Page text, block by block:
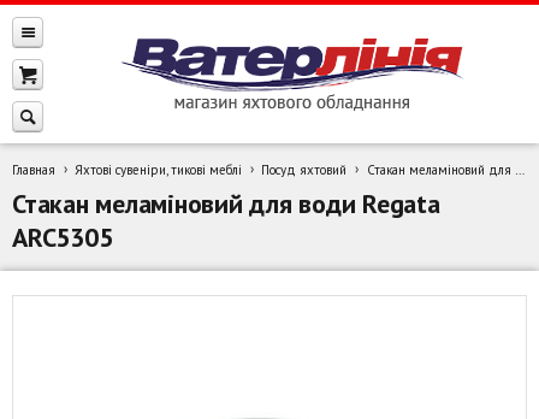
Главная Яхтові сувеніри, тикові меблі Посуд яхтовий Стакан меламіновий для води Regata ARC5305
Стакан меламіновий для води Regata
ARC5305